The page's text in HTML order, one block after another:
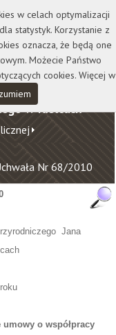
Wydawnictwo
w Kielcach
Nr 68/2010
Jana
o współpracy
w celach optymalizacji
statystyk. Korzystanie z
oznacza, że będą one
Możecie Państwo
cookies. Więcej w